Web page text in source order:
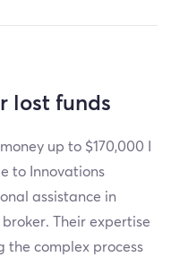
lost funds
up to $170,000 I
to Innovations
assistance in
Their expertise
the complex process